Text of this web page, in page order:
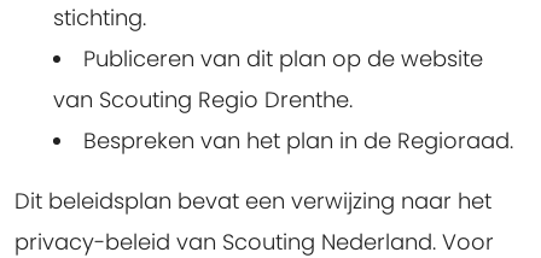
stichting.
Publiceren van dit plan op de website
van Scouting Regio Drenthe.
Bespreken van het plan in de Regioraad.
Dit beleidsplan bevat een verwijzing naar het
privacy-beleid van Scouting Nederland. Voor